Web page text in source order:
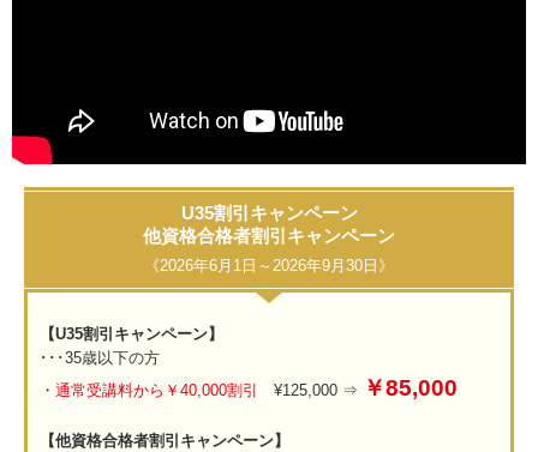
U35割引キャンペーン
他資格合格者割引キャンペーン
《2026年6月1日～2026年9月30日》
【U35割引キャンペーン】
･･･35歳以下の方
・ 通常受講料から￥40,000割引 ¥125,000 ⇒ ￥85,000
【他資格合格者割引キャンペーン】